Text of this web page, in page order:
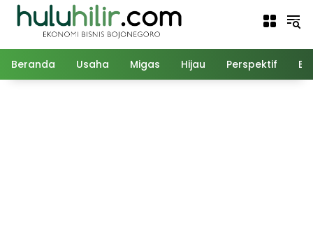
Langsung
Beranda Usaha Migas Hijau Perspektif